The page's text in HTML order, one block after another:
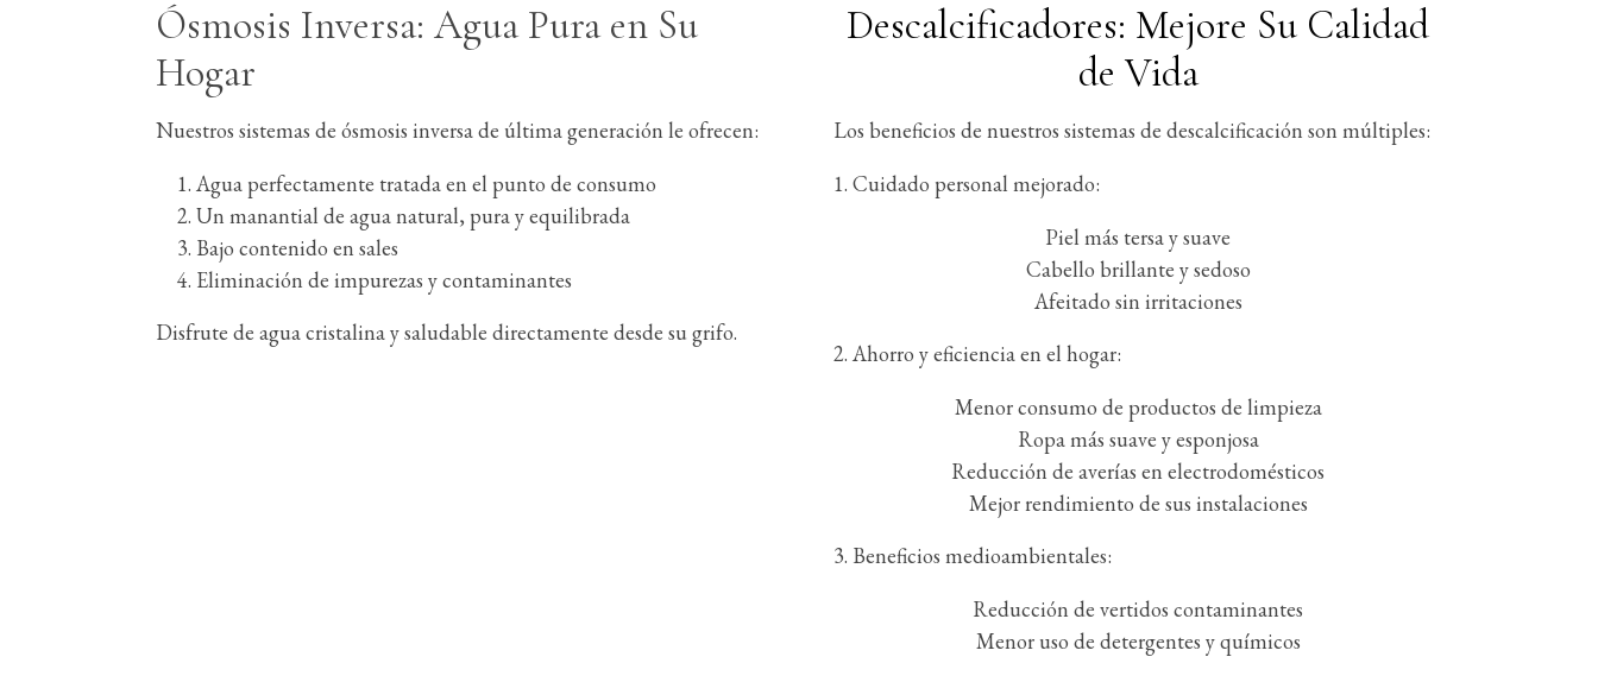
Ósmosis Inversa: Agua Pura en Su
Hogar
Nuestros sistemas de ósmosis inversa de última generación le ofrecen:
Agua perfectamente tratada en el punto de consumo
Un manantial de agua natural, pura y equilibrada
Bajo contenido en sales
Eliminación de impurezas y contaminantes
Disfrute de agua cristalina y saludable directamente desde su grifo.
Descalcificadores: Mejore Su Calidad
de Vida
Los beneficios de nuestros sistemas de descalcificación son múltiples:
1. Cuidado personal mejorado:
Piel más tersa y suave
Cabello brillante y sedoso
Afeitado sin irritaciones
2. Ahorro y eficiencia en el hogar:
Menor consumo de productos de limpieza
Ropa más suave y esponjosa
Reducción de averías en electrodomésticos
Mejor rendimiento de sus instalaciones
3. Beneficios medioambientales:
Reducción de vertidos contaminantes
Menor uso de detergentes y químicos